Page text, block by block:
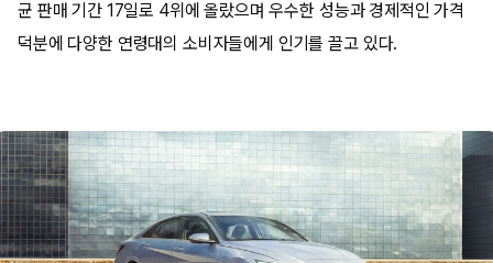
균 판매 기간 17일로 4위에 올랐으며 우수한 성능과 경제적인 가격
덕분에 다양한 연령대의 소비자들에게 인기를 끌고 있다.